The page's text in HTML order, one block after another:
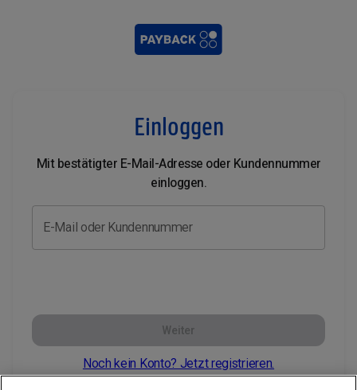
Einloggen
Mit bestätigter E-Mail-Adresse oder Kundennummer
einloggen.
E-Mail oder Kundennummer
Weiter
Noch kein Konto? Jetzt registrieren.